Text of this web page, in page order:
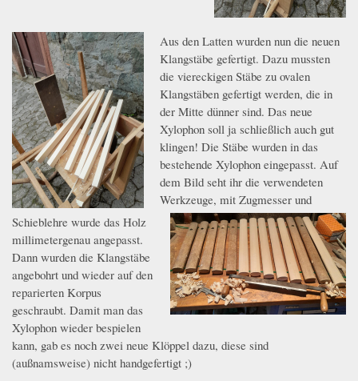
9.jpeg
Aus den Latten wurden nun die neuen
Klangstäbe gefertigt. Dazu mussten
die viereckigen Stäbe zu ovalen
Klangstäben gefertigt werden, die in
der Mitte dünner sind.
10.jpeg
Das neue
Xylophon soll ja schließlich auch gut
klingen! Die Stäbe wurden in das
bestehende Xylophon eingepasst. Auf
dem Bild seht ihr die verwendeten
Werkzeuge, mit Zugmesser und
Schieblehre wurde das Holz
millimetergenau angepasst.
Dann wurden die Klangstäbe
angebohrt und wieder auf den
reparierten Korpus
geschraubt. Damit man das
Xylophon wieder bespielen
kann, gab es noch zwei neue Klöppel dazu, diese sind
(außnamsweise) nicht handgefertigt ;)